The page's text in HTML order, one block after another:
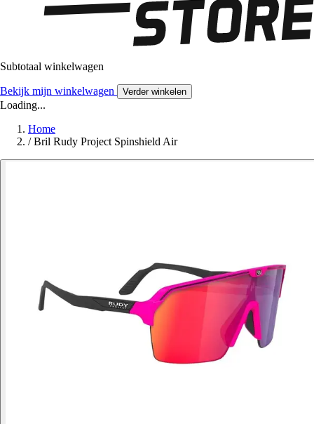
Subtotaal winkelwagen
Bekijk mijn winkelwagen Verder winkelen
Loading...
Home
/ Bril Rudy Project Spinshield Air